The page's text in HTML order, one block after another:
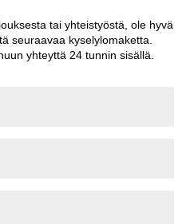
tai yhteistyöstä, ole hyvä
seuraavaa kyselylomaketta.
yhteyttä 24 tunnin sisällä.